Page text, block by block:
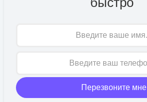
Перезвоните мне